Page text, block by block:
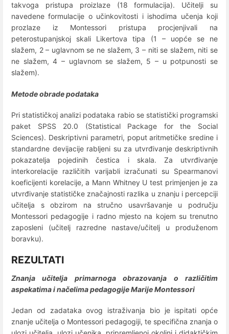
takvoga pristupa proizlaze (18 formulacija). Učitelji su
navedene formulacije o učinkovitosti i ishodima učenja koji
prozlaze iz Montessori pristupa procjenjivali na
peterostupanjskoj skali Likertova tipa (1 – uopće se ne
slažem, 2 – uglavnom se ne slažem, 3 – niti se slažem, niti se
ne slažem, 4 – uglavnom se slažem, 5 – u potpunosti se
slažem).
Metode obrade podataka
Pri statističkoj analizi podataka rabio se statistički programski
paket SPSS 20.0 (Statistical Package for the Social
Sciences). Deskriptivni parametri, poput aritmetičke sredine i
standardne devijacije rabljeni su za utvrđivanje deskriptivnih
pokazatelja pojedinih čestica i skala. Za utvrđivanje
interkorelacije različitih varijabli izračunati su Spearmanovi
koeficijenti korelacije, a Mann Whitney U test primjenjen je za
utvrđivanje statističke značajnosti razlika u znanju i percepciji
učitelja s obzirom na stručno usavršavanje u području
Montessori pedagogije i radno mjesto na kojem su trenutno
zaposleni (učitelj razredne nastave/učitelj u produženom
boravku).
REZULTATI
Znanja učitelja primarnoga obrazovanja o različitim
aspekatima i načelima pedagogije Marije Montessori
Jedan od zadataka ovog istraživanja bio je ispitati opće
znanje učitelja o Montessori pedagogiji, te specifična znanja o